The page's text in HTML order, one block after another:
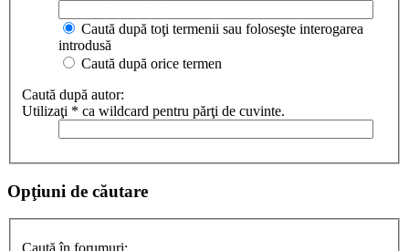
Caută după toţi termenii sau foloseşte interogarea
introdusă
Caută după orice termen
Caută după autor:
Utilizaţi * ca wildcard pentru părţi de cuvinte.
Opţiuni de căutare
Caută în forumuri: